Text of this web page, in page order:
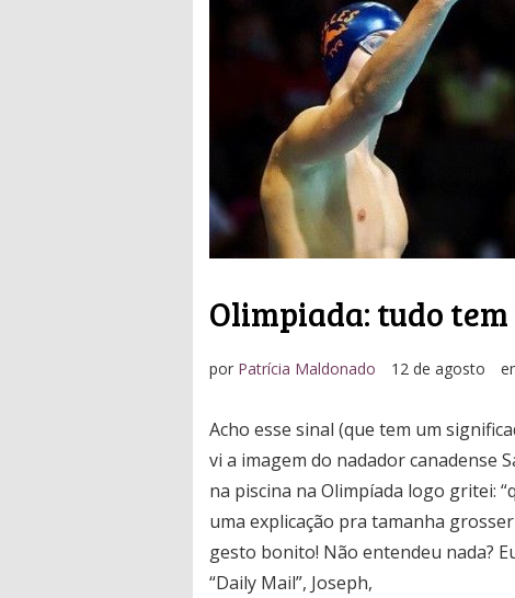
Olimpiada: tudo
por Patrícia Maldonado 12 de agosto
Acho esse sinal (que tem um
vi a imagem do nadador canadense
na piscina na Olimpíada logo gritei:
uma explicação pra tamanha
gesto bonito! Não entendeu nada?
“Daily Mail”, Joseph,